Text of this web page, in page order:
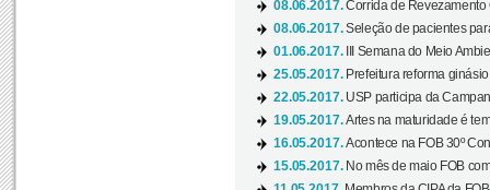
08.06.2017.Corrida de Revezamento
08.06.2017.Seleção de pacientes
01.06.2017.
III Semana do Meio
25.05.2017. Prefeitura reforma
22.05.2017. USP participa da
19.05.2017.Artes na maturidade é
16.05.2017.Acontece na FOB 30º
15.05.2017. No mês de maio FOB